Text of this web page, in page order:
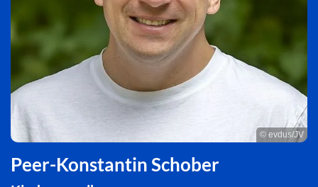
© evdus/JV
Peer-Konstantin Schober